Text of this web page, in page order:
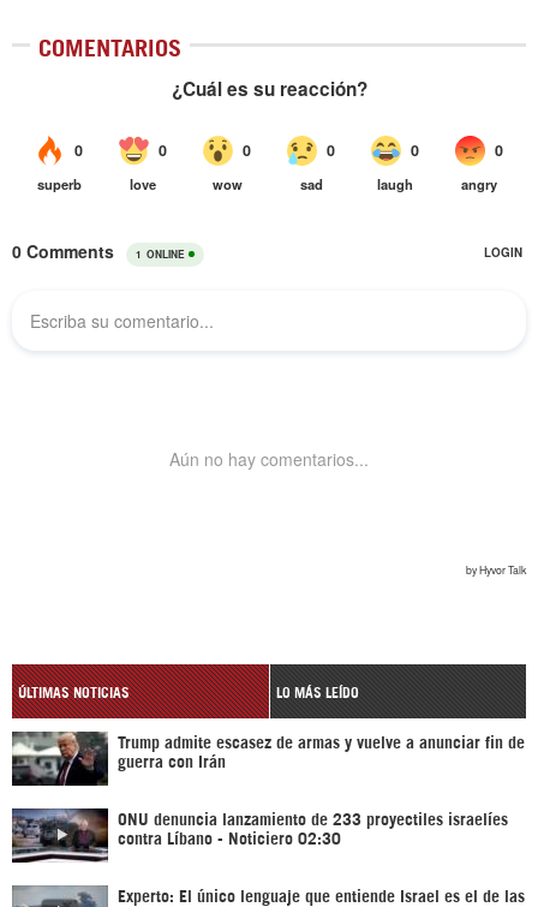
COMENTARIOS
ÚLTIMAS NOTICIAS LO MÁS LEÍDO
Trump admite escasez de armas y vuelve a anunciar fin de
guerra con Irán
ONU denuncia lanzamiento de 233 proyectiles israelíes
contra Líbano - Noticiero 02:30
Experto: El único lenguaje que entiende Israel es el de las